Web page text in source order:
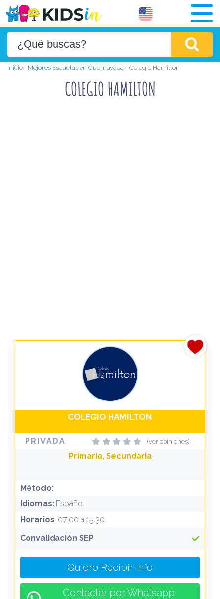
Inicio Mejores Escuelas en Cuernavaca Colegio Hamilton
COLEGIO HAMILTON
COLEGIO HAMILTON
PRIVADA (ver opiniones)
Primaria, Secundaria
Método:
Idiomas: Español
Horarios: 07:00 a 15:30
Convalidación SEP
Quiero Recibir Info
Contactar por Whatsapp